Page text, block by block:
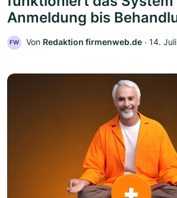
Anmeldung bis
FW Von Redaktion firmenweb.de ‧ 14.